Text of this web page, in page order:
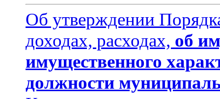
Об утверждении
доходах, расходах, об
имущественного
должности